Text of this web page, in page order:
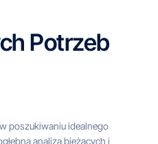
Potrzeb
poszukiwaniu idealnego
analiza bieżących i